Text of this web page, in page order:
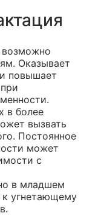
возможно
Оказывает
повышает
в более
вызвать
Постоянное
может
с
в младшем
к угнетающему